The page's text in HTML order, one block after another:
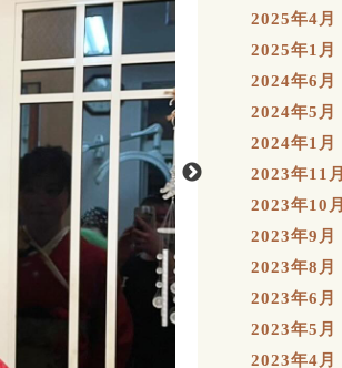
2025年4月
2025年1月
2024年6月
2024年5月
2024年1月
2023年11月
2023年10月
2023年9月
2023年8月
2023年6月
2023年5月
2023年4月